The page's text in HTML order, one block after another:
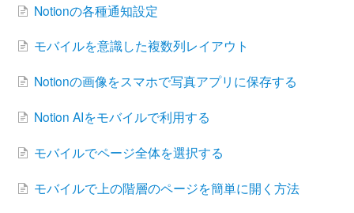
Notionの各種通知設定
モバイルを意識した複数列レイアウト
Notionの画像をスマホで写真アプリに保存する
Notion AIをモバイルで利用する
モバイルでページ全体を選択する
モバイルで上の階層のページを簡単に開く方法